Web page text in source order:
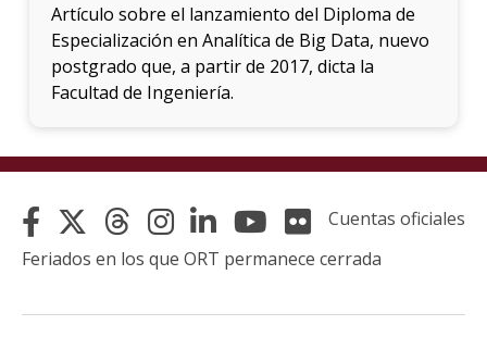
Artículo sobre el lanzamiento del Diploma de
Especialización en Analítica de Big Data, nuevo
postgrado que, a partir de 2017, dicta la
Facultad de Ingeniería.
Cuentas oficiales
Feriados en los que ORT permanece cerrada